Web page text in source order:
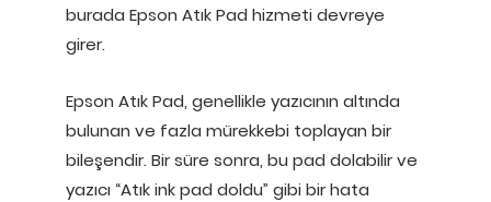
burada Epson Atık Pad hizmeti devreye
girer.
Epson Atık Pad, genellikle yazıcının altında
bulunan ve fazla mürekkebi toplayan bir
bileşendir. Bir süre sonra, bu pad dolabilir ve
yazıcı “Atık ink pad doldu” gibi bir hata